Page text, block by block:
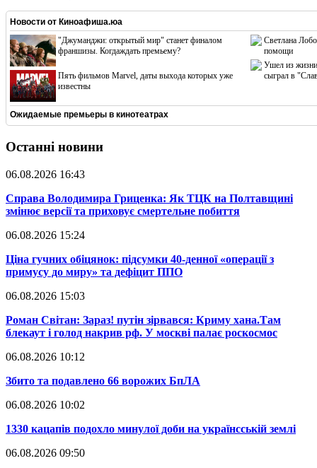
Новости от Киноафиша.юа
"Джуманджи: открытый мир" станет финалом
франшизы. Когдаждать премьему?
Пять фильмов Marvel, даты выхода которых уже
известны
Светлана
помощи
Ушел из жизни
сыграл в
Ожидаемые премьеры в кинотеатрах
Останні новини
06.08.2026 16:43
​Справа Володимира Гриценка: Як ТЦК на Полтавщині
змінює версії та приховує смертельне побиття
06.08.2026 15:24
​Ціна гучних обіцянок: підсумки 40-денної «операції з
примусу до миру» та дефіцит ППО
06.08.2026 15:03
​Роман Світан: Зараз! путін зірвався: Криму хана.Там
блекаут і голод накрив рф. У москві палає роскосмос
06.08.2026 10:12
​Збито та подавлено 66 ворожих БпЛА
06.08.2026 10:02
​1330 кацапів подохло минулої доби на українсській землі
06.08.2026 09:50